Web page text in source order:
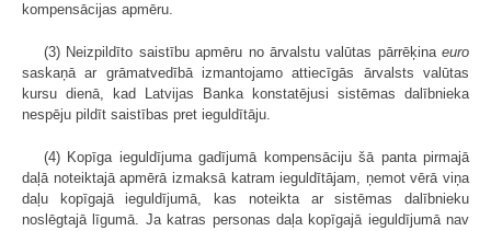
kompensācijas apmēru.
(3) Neizpildīto saistību apmēru no ārvalstu valūtas pārrēķina euro
saskaņā ar grāmatvedībā izmantojamo attiecīgās ārvalsts valūtas
kursu dienā, kad Latvijas Banka konstatējusi sistēmas dalībnieka
nespēju pildīt saistības pret ieguldītāju.
(4) Kopīga ieguldījuma gadījumā kompensāciju šā panta pirmajā
daļā noteiktajā apmērā izmaksā katram ieguldītājam, ņemot vērā viņa
daļu kopīgajā ieguldījumā, kas noteikta ar sistēmas dalībnieku
noslēgtajā līgumā. Ja katras personas daļa kopīgajā ieguldījumā nav